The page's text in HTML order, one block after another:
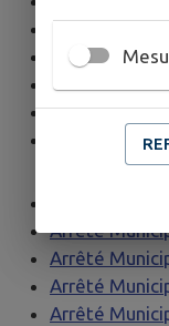
Arrêté
Arrêté
Arrêté
Arrêté
Arrêté
Arrêté
Arrêté
Arrêté
Arrêté
Arrêté